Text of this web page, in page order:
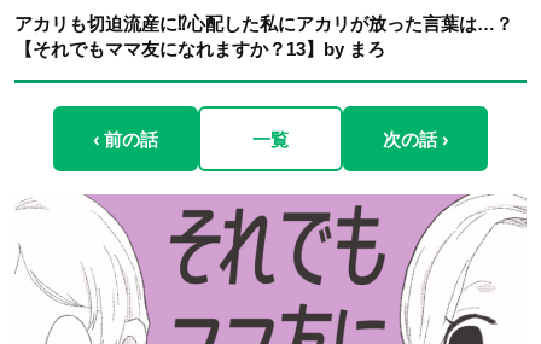
アカリも切迫流産に⁉︎心配した私にアカリが放った言葉は…？
【それでもママ友になれますか？13】by まろ
‹ 前の話 一覧 次の話 ›